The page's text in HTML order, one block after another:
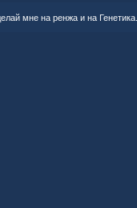
мне на ренжа и на